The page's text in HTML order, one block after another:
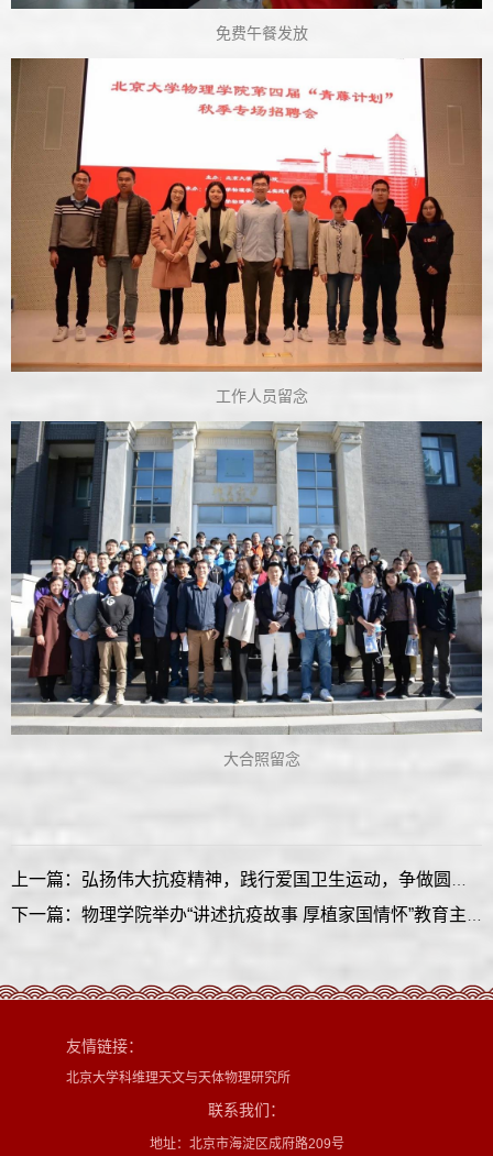
免费午餐发放
工作人员留念
大合照留念
上一篇：弘扬伟大抗疫精神，践行爱国卫生运动，争做圆梦新一代——记物理学院19级本科1班团日活动
下一篇：物理学院举办“讲述抗疫故事 厚植家国情怀”教育主题党团课
友情链接：
北京大学科维理天文与天体物理研究所
联系我们：
地址：北京市海淀区成府路209号